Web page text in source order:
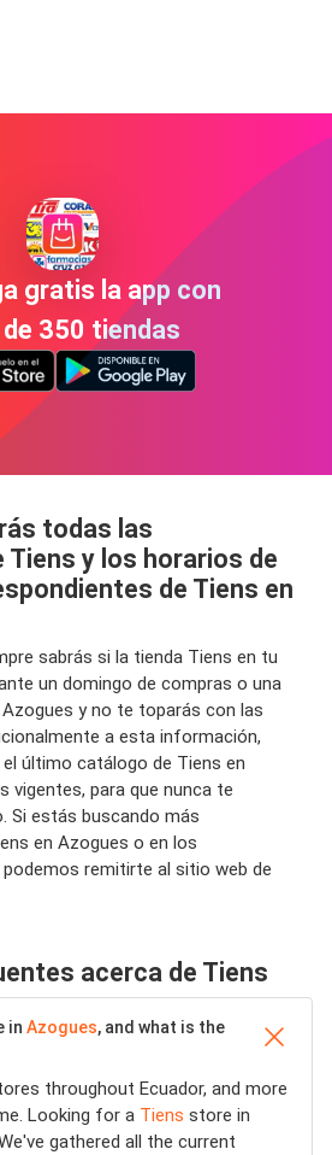
gratis la app con
350 tiendas
todas las
Tiens y los horarios de
de Tiens en
sabrás si la tienda Tiens en tu
un domingo de compras o una
y no te toparás con las
a esta información,
último catálogo de Tiens en
vigentes, para que nunca te
Si estás buscando más
en Azogues o en los
remitirte al sitio web de
acerca de Tiens
in Azogues, and what is the
throughout Ecuador, and more
Looking for a Tiens store in
gathered all the current